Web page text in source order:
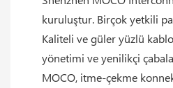
kuruluştur. Birçok yetkili
Kaliteli ve güler yüzlü
yönetimi ve yenilikçi
MOCO, itme-çekme